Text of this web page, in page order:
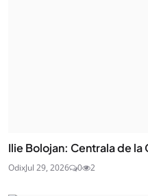
Ilie Bolojan: Centrala de
OdixJul 29, 2026 0 2